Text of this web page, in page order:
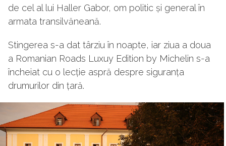
de cel al lui Haller Gabor, om politic și general în
armata transilvăneană.
Stingerea s-a dat târziu în noapte, iar ziua a doua
a Romanian Roads Luxuy Edition by Michelin s-a
încheiat cu o lecție aspră despre siguranța
drumurilor din țară.